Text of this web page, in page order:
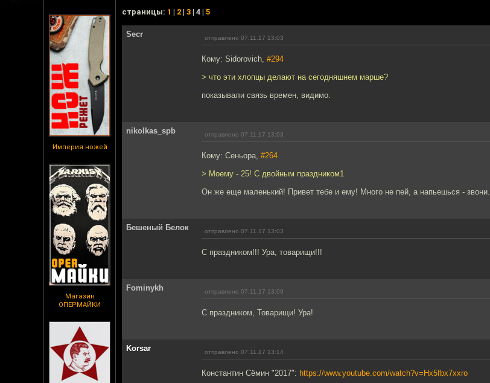
Империя ножей
Магазин
ОПЕРМАЙКИ
cтраницы: 1 | 2 | 3 | 4 | 5
Secr отправлено 07.11.17 13:03
Кому: Sidorovich, #294
> что эти хлопцы делают на сегодняшнем марше?
показывали связь времен, видимо.
nikolkas_spb отправлено 07.11.17 13:03
Кому: Сеньора, #264
> Моему - 25! С двойным праздником1
Он же еще маленький! Привет тебе и ему! Много не пей, а напьешься - звони.
Бешеный Белок отправлено 07.11.17 13:03
С праздником!!! Ура, товарищи!!!
Fominykh отправлено 07.11.17 13:09
С праздником, Товарищи! Ура!
Korsar отправлено 07.11.17 13:14
Константин Сёмин "2017": https://www.youtube.com/watch?v=Hx5fbx7xxro